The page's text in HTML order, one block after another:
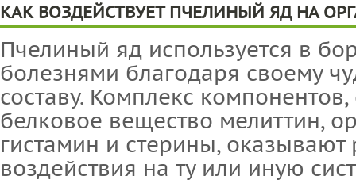
КАК ВОЗДЕЙСТВУЕТ ПЧЕЛИНЫЙ ЯД НА
Пчелиный яд используется в
болезнями благодаря своему
составу. Комплекс
белковое вещество мелиттин,
гистамин и стерины, оказывают
воздействия на ту или иную